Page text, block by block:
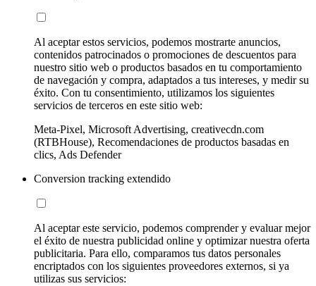
Al aceptar estos servicios, podemos mostrarte anuncios,
contenidos patrocinados o promociones de descuentos para
nuestro sitio web o productos basados en tu comportamiento
de navegación y compra, adaptados a tus intereses, y medir su
éxito. Con tu consentimiento, utilizamos los siguientes
servicios de terceros en este sitio web:
Meta-Pixel, Microsoft Advertising, creativecdn.com
(RTBHouse), Recomendaciones de productos basadas en
clics, Ads Defender
Conversion tracking extendido
Al aceptar este servicio, podemos comprender y evaluar mejor
el éxito de nuestra publicidad online y optimizar nuestra oferta
publicitaria. Para ello, comparamos tus datos personales
encriptados con los siguientes proveedores externos, si ya
utilizas sus servicios: